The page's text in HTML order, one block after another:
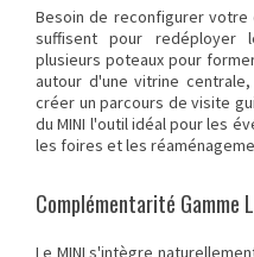
Besoin de reconfigurer votre
suffisent pour redéployer
plusieurs poteaux pour
autour d'une vitrine
créer un parcours de visite
du MINI l'outil idéal pour les
les foires et les
Complémentarité Gamme
Le MINI s'intègre